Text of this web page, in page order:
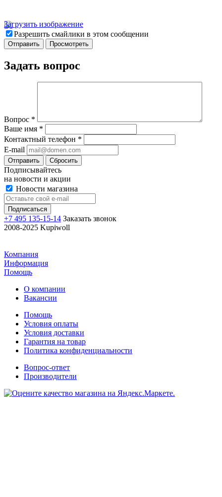
Загрузить изображение
Разрешить смайлики в этом сообщении
Задать вопрос
Вопрос *
Ваше имя *
Контактный телефон *
E-mail
Отправить Сбросить
Подписывайтесь
на новости и акции
Новости магазина
+7 495 135-15-14 Заказать звонок
2008-2025 Kupiwoll
Компания
Информация
Помощь
О компании
Вакансии
Помощь
Условия оплаты
Условия доставки
Гарантия на товар
Политика конфиденциальности
Вопрос-ответ
Производители